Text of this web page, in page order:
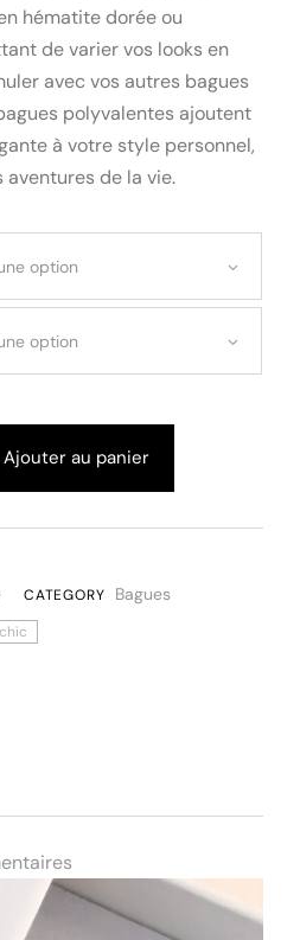
hématite dorée ou
de varier vos looks en
avec vos autres bagues
polyvalentes ajoutent
à votre style personnel,
de la vie.
option
option
Ajouter au panier
CATEGORY Bagues